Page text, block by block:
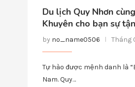
Du lịch Quy Nhơn
Khuyên cho bạn sự
by no_name0506 Tháng
Tự hào được mệnh danh là
Nam. Quy…